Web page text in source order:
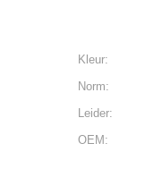
Kleur:
Norm:
Leider:
OEM: